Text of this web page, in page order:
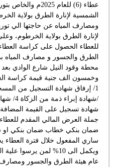
عطاء (6) للعام
الشمسية لإنارة الطرق بولاية
ومصارف المياه عن حاجتها الي
لإنارة الطرق بولاية الخرطوم،
للعطاء الحصول على كراسة العطاء
وخمسون الف جنية قيمة كراسة
جملة العرض المالي المقدم
ضمان بنكي خطاب ضمان بنكي او
ساري المفعول خلال فترة العطاء
ويكمل الى 10% لمن